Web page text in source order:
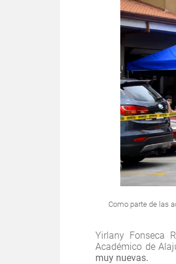
Como parte de las
Yirlany Fonseca
Académico de
muy nuevas.